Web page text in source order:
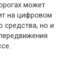
может
на цифровом
средства, но и